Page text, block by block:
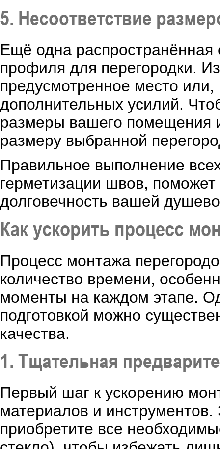
5. Несоответствие
Ещё одна
профиля для перегородки.
предусмотренное место или,
дополнительных усилий.
размеры вашего помещения
размеру выбранной
Правильное выполнение
герметизации швов,
долговечность вашей
Как ускорить процесс
Процесс монтажа
количество времени,
моменты на каждом этапе.
подготовкой можно
качества.
1. Тщательная
Первый шаг к ускорению
материалов и
приобретите все